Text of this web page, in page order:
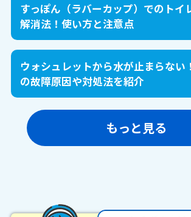
すっぽん（ラバーカップ）でのトイ
解消法！使い方と注意点
ウォシュレットから水が止まらない
の故障原因や対処法を紹介
もっと見る